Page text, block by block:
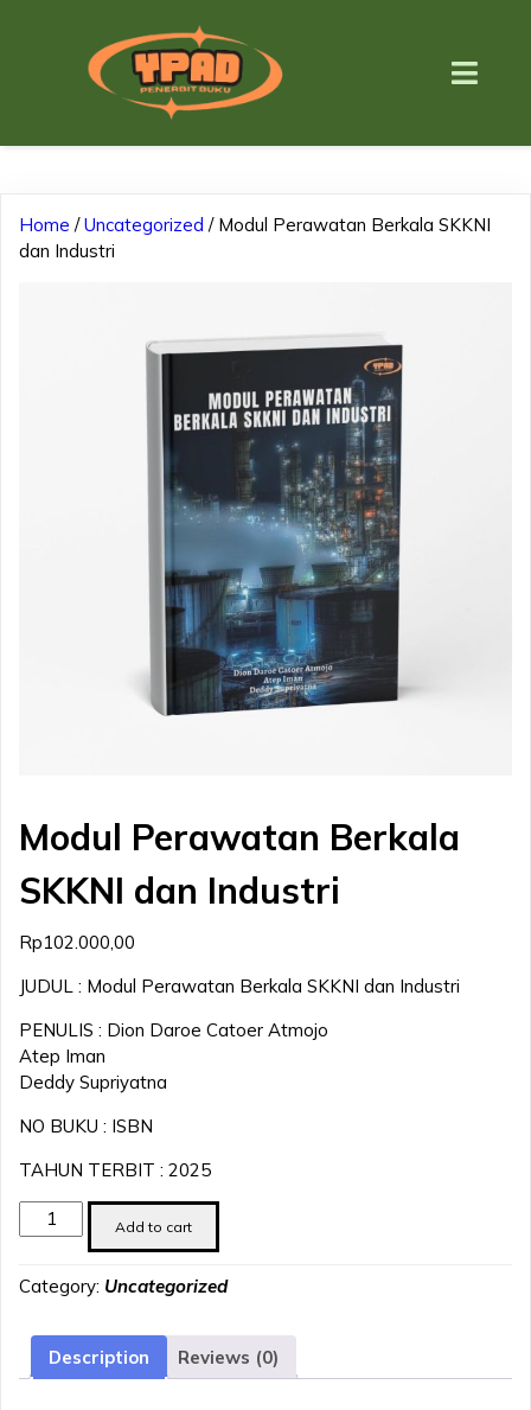
Home /Uncategorized / Modul Perawatan Berkala SKKNI
dan Industri
Modul Perawatan Berkala
SKKNI dan Industri
Rp102.000,00
JUDUL : Modul Perawatan Berkala SKKNI dan Industri
PENULIS : Dion Daroe Catoer Atmojo
Atep Iman
Deddy Supriyatna
NO BUKU : ISBN
TAHUN TERBIT : 2025
Modul
Perawatan
SKKNI
Industri
quantity
Add to cart
Category: Uncategorized
Description Reviews (0)